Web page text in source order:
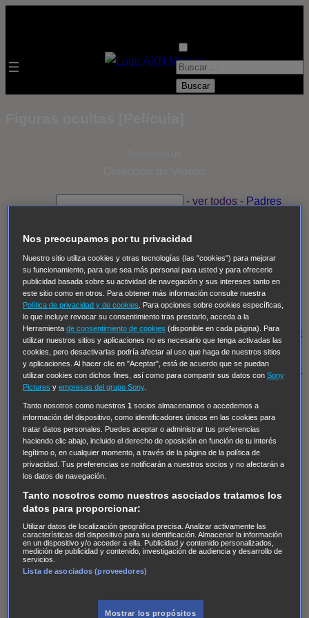
B
- ver todos - Padres
Despedida Salvaje Despedida Salvaje
Thomas, el ojo del FBI Pan Am Dawson crece
Insomnia El Guardián The Blacklist Cinco en familia
Hudson & Rex Diez libras y un sueño Mr Loverman
Regreso al futuro III NUEVE CUERPOS Los últimos
caballeros Tormenta infinita Sing Street Cobra Kai
Tom
y Lola High Country Los casos de Susan Ryeland:
Moonflower Murders Twisted Metal Mentes Criminales:
Evolution Terapia de Choque
Hailey Dean Without Sin: Libre de Culpa Morbius
NCIS: Nueva Orleans
Pandora En fuera de juego
The Shield: Al margen de la ley Duplicated Preacher
The Killing Kind Intersecciones DOC Bite Club
Chicago Fire
de personas desaparecidas Mad Dogs La Sustituta
Ladrón de guante blanco
AXN Masters of Sex Three Pines Accused CarterAlice
Nevers Crossing Lines Einstein Sobrenatural Cómo
defender a un asesino
Reckoning: Ajuste de Cuentas
Nos preocupamos por tu privacidad
Nuestro sitio utiliza cookies y otras tecnologías (las "cookies") para mejorar
su funcionamiento, para que sea más personal para usted y para ofrecerle
publicidad basada sobre su actividad de navegación y sus intereses tanto en
este sitio como en otros. Para obtener más información consulte nuestra
Política de privacidad y de cookies
. Para opciones sobre cookies específicas,
lo que incluye revocar su consentimiento tras prestarlo, acceda a la
Herramientade consentimiento de cookies (disponible en cada página). Para
utilizar nuestros sitios y aplicaciones no es necesario que tenga activadas las
cookies, pero desactivarlas podría afectar al uso que haga de nuestros sitios
y aplicaciones. Al hacer clic en "Aceptar", está de acuerdo que se puedan
utilizar cookies con dichos fines, así como para compartir sus datos conSony
Pictures yempresas del grupo Sony.
Tanto nosotros como nuestros1 socios almacenamos o accedemos a
información del dispositivo, como identificadores únicos en las cookies para
tratar datos personales. Puedes aceptar o administrar tus preferencias
haciendo clic abajo, incluido el derecho de oposición en función de tu interés
legítimo o, en cualquier momento, a través de la página de la política de
privacidad. Tus preferencias se notificarán a nuestros socios y no afectarán a
los datos de navegación.
Tanto nosotros como nuestros asociados tratamos los
datos para proporcionar:
Utilizar datos de localización geográfica precisa. Analizar activamente las
características del dispositivo para su identificación. Almacenar la información
en un dispositivo y/o acceder a ella. Publicidad y contenido personalizados,
medición de publicidad y contenido, investigación de audiencia y desarrollo de
servicios.
Lista de asociados (proveedores)
Mostrar los propósitos